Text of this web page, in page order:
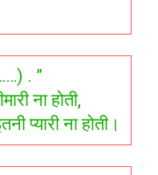
. ”
ना होती,
ना होती।